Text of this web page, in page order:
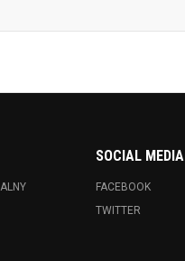
SOCIAL MEDIA
FACEBOOK
TWITTER